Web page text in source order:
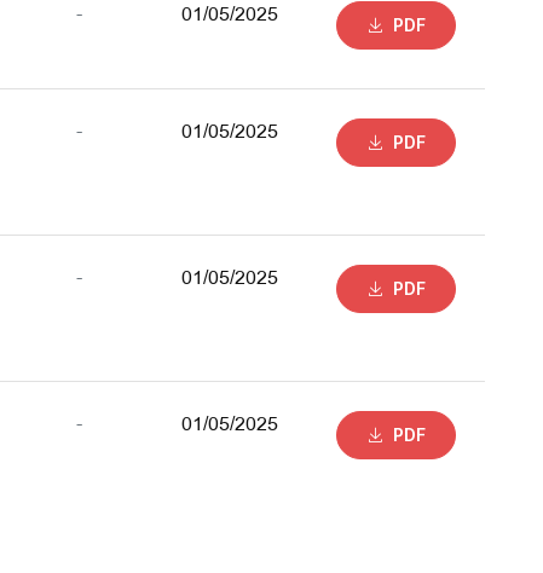
- 01/05/2025 PDF
- 01/05/2025 PDF
- 01/05/2025 PDF
- 01/05/2025 PDF